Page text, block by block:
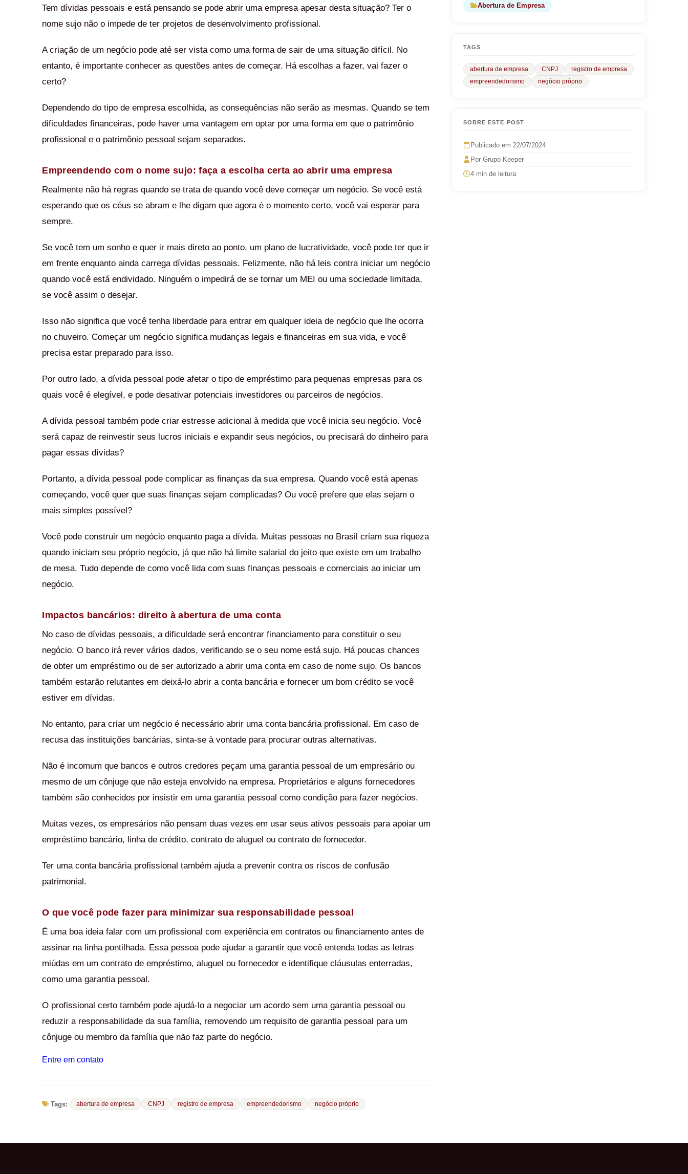
Tem dívidas pessoais e está pensando se pode abrir uma empresa apesar desta situação? Ter o
nome sujo não o impede de ter projetos de desenvolvimento profissional.
A criação de um negócio pode até ser vista como uma forma de sair de uma situação difícil. No
entanto, é importante conhecer as questões antes de começar. Há escolhas a fazer, vai fazer o
certo?
Dependendo do tipo de empresa escolhida, as consequências não serão as mesmas. Quando se tem
dificuldades financeiras, pode haver uma vantagem em optar por uma forma em que o patrimônio
profissional e o patrimônio pessoal sejam separados.
Empreendendo com o nome sujo: faça a escolha certa ao abrir uma empresa
Realmente não há regras quando se trata de quando você deve começar um negócio. Se você está
esperando que os céus se abram e lhe digam que agora é o momento certo, você vai esperar para
sempre.
Se você tem um sonho e quer ir mais direto ao ponto, um plano de lucratividade, você pode ter que ir
em frente enquanto ainda carrega dívidas pessoais. Felizmente, não há leis contra iniciar um negócio
quando você está endividado. Ninguém o impedirá de se tornar um MEI ou uma sociedade limitada,
se você assim o desejar.
Isso não significa que você tenha liberdade para entrar em qualquer ideia de negócio que lhe ocorra
no chuveiro. Começar um negócio significa mudanças legais e financeiras em sua vida, e você
precisa estar preparado para isso.
Por outro lado, a dívida pessoal pode afetar o tipo de empréstimo para pequenas empresas para os
quais você é elegível, e pode desativar potenciais investidores ou parceiros de negócios.
A dívida pessoal também pode criar estresse adicional à medida que você inicia seu negócio. Você
será capaz de reinvestir seus lucros iniciais e expandir seus negócios, ou precisará do dinheiro para
pagar essas dívidas?
Portanto, a dívida pessoal pode complicar as finanças da sua empresa. Quando você está apenas
começando, você quer que suas finanças sejam complicadas? Ou você prefere que elas sejam o
mais simples possível?
Você pode construir um negócio enquanto paga a dívida. Muitas pessoas no Brasil criam sua riqueza
quando iniciam seu próprio negócio, já que não há limite salarial do jeito que existe em um trabalho
de mesa. Tudo depende de como você lida com suas finanças pessoais e comerciais ao iniciar um
negócio.
Impactos bancários: direito à abertura de uma conta
No caso de dívidas pessoais, a dificuldade será encontrar financiamento para constituir o seu
negócio. O banco irá rever vários dados, verificando se o seu nome está sujo. Há poucas chances
de obter um empréstimo ou de ser autorizado a abrir uma conta em caso de nome sujo. Os bancos
também estarão relutantes em deixá-lo abrir a conta bancária e fornecer um bom crédito se você
estiver em dívidas.
No entanto, para criar um negócio é necessário abrir uma conta bancária profissional. Em caso de
recusa das instituições bancárias, sinta-se à vontade para procurar outras alternativas.
Não é incomum que bancos e outros credores peçam uma garantia pessoal de um empresário ou
mesmo de um cônjuge que não esteja envolvido na empresa. Proprietários e alguns fornecedores
também são conhecidos por insistir em uma garantia pessoal como condição para fazer negócios.
Muitas vezes, os empresários não pensam duas vezes em usar seus ativos pessoais para apoiar um
empréstimo bancário, linha de crédito, contrato de aluguel ou contrato de fornecedor.
Ter uma conta bancária profissional também ajuda a prevenir contra os riscos de confusão
patrimonial.
O que você pode fazer para minimizar sua responsabilidade pessoal
É uma boa ideia falar com um profissional com experiência em contratos ou financiamento antes de
assinar na linha pontilhada. Essa pessoa pode ajudar a garantir que você entenda todas as letras
miúdas em um contrato de empréstimo, aluguel ou fornecedor e identifique cláusulas enterradas,
como uma garantia pessoal.
O profissional certo também pode ajudá-lo a negociar um acordo sem uma garantia pessoal ou
reduzir a responsabilidade da sua família, removendo um requisito de garantia pessoal para um
cônjuge ou membro da família que não faz parte do negócio.
Entre em contato
Tags: abertura de empresa CNPJ registro de empresa empreendedorismo negócio próprio
Abertura de Empresa
TAGS
abertura de empresa CNPJ
registro de empresa
empreendedorismo
negócio próprio
SOBRE ESTE POST
Publicado em 22/07/2024
Por Grupo Keeper
4 min de leitura